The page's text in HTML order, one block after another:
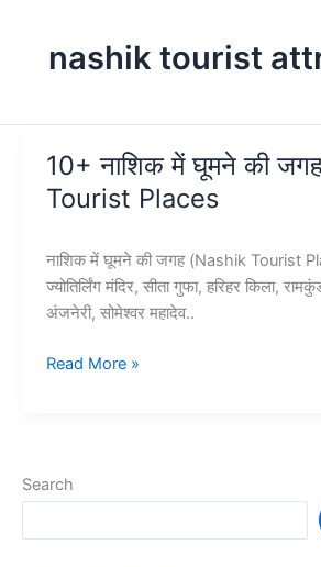
nashik tourist
10+ नाशिक में घूमने की
Tourist Places
नाशिक में घूमने की जगह (Nashik Tourist
ज्योतिर्लिंग मंदिर, सीता गुफा, हरिहर किला,
अंजनेरी, सोमेश्वर महादेव..
10+
जगह
Read More »
Search